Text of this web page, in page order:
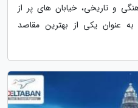
و تاریخی، خیابان های پر از
به عنوان یکی از بهترین مقاصد